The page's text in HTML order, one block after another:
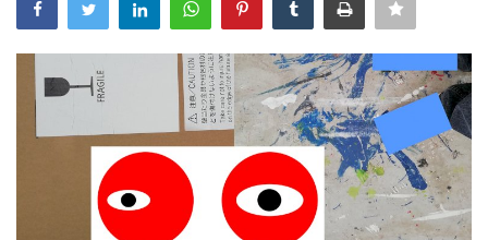
Sobre Nós
Educação
Estatuto Editorial